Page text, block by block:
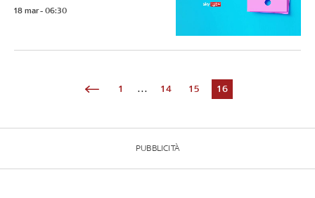
18 mar - 06:30
1 ... 14 15 16
PUBBLICITÀ